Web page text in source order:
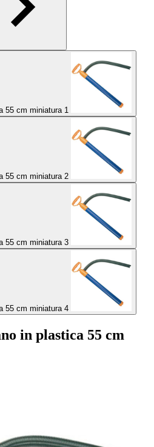
Trem pompa a mano in plastica 55 cm miniatura 1
Trem pompa a mano in plastica 55 cm miniatura 2
Trem pompa a mano in plastica 55 cm miniatura 3
Trem pompa a mano in plastica 55 cm miniatura 4
in plastica 55 cm